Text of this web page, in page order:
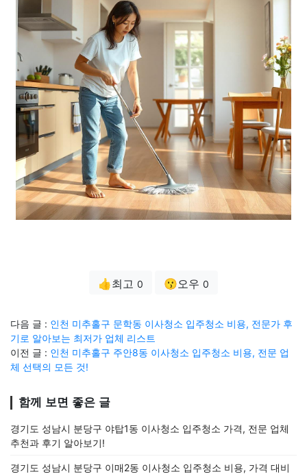
👍최고 0 😗오우 0
다음 글 : 인천 미추홀구 문학동 이사청소 입주청소 비용, 전문가 후
기로 알아보는 최저가 업체 리스트
이전 글 : 인천 미추홀구 주안8동 이사청소 입주청소 비용, 전문 업
체 선택의 모든 것!
함께 보면 좋은 글
경기도 성남시 분당구 야탑1동 이사청소 입주청소 가격, 전문 업체
추천과 후기 알아보기!
경기도 성남시 분당구 이매2동 이사청소 입주청소 비용, 가격 대비